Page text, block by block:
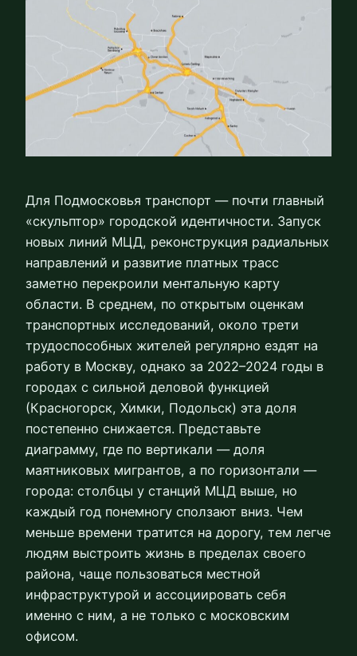
Для Подмосковья транспорт — почти главный
«скульптор» городской идентичности. Запуск
новых линий МЦД, реконструкция радиальных
направлений и развитие платных трасс
заметно перекроили ментальную карту
области. В среднем, по открытым оценкам
транспортных исследований, около трети
трудоспособных жителей регулярно ездят на
работу в Москву, однако за 2022–2024 годы в
городах с сильной деловой функцией
(Красногорск, Химки, Подольск) эта доля
постепенно снижается. Представьте
диаграмму, где по вертикали — доля
маятниковых мигрантов, а по горизонтали —
города: столбцы у станций МЦД выше, но
каждый год понемногу сползают вниз. Чем
меньше времени тратится на дорогу, тем легче
людям выстроить жизнь в пределах своего
района, чаще пользоваться местной
инфраструктурой и ассоциировать себя
именно с ним, а не только с московским
офисом.